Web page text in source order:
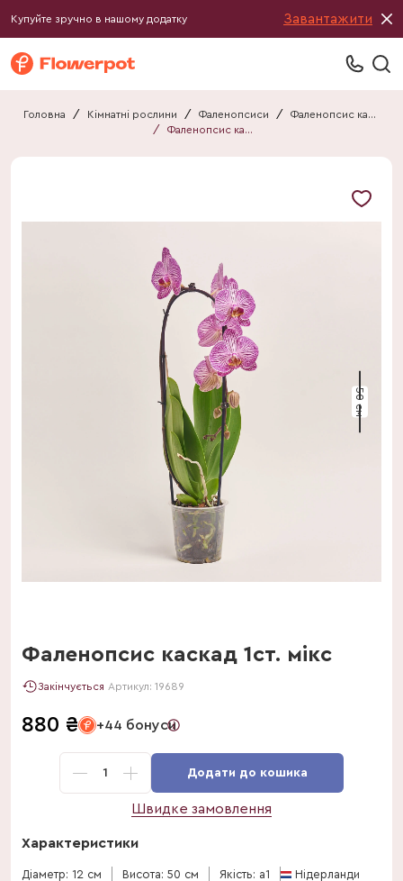
Купуйте зручно в нашому додатку Завантажити
Головна / Кімнатні рослини / Фаленопсиси /
Фаленопсис каскад
/
Фаленопсис каскад 1ст. мікс
50 см
Фаленопсис каскад 1ст. мікс
Закінчується Артикул: 19689
880 ₴ +44 бонуси
1 Додати до кошика
Швидке замовлення
Характеристики
Діаметр: 12 см Висота: 50 см Якість: a1 Нідерланди